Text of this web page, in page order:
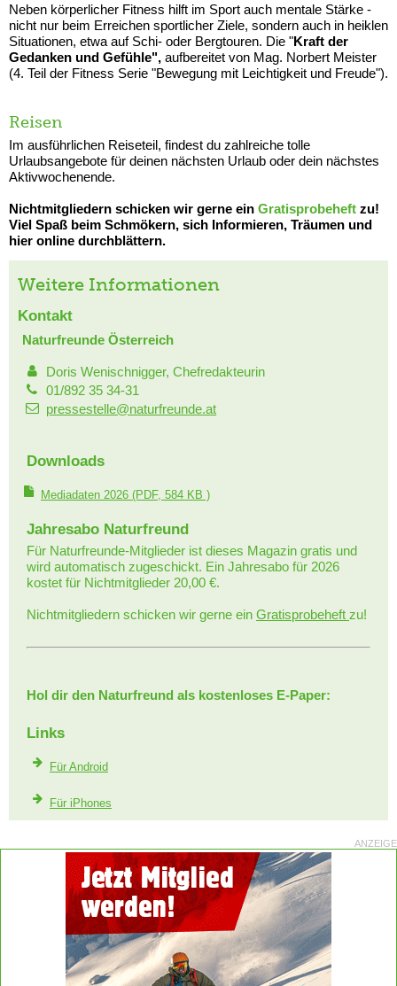
Neben körperlicher Fitness hilft im Sport auch mentale Stärke -
nicht nur beim Erreichen sportlicher Ziele, sondern auch in heiklen
Situationen, etwa auf Schi- oder Bergtouren. Die "Kraft der
Gedanken und Gefühle", aufbereitet von Mag. Norbert Meister
(4. Teil der Fitness Serie "Bewegung mit Leichtigkeit und Freude").
Reisen
Im ausführlichen Reiseteil, findest du zahlreiche tolle
Urlaubsangebote für deinen nächsten Urlaub oder dein nächstes
Aktivwochenende.
Nichtmitgliedern schicken wir gerne ein Gratisprobeheft zu!
Viel Spaß beim Schmökern, sich Informieren, Träumen und
hier online durchblättern.
Weitere Informationen
Kontakt
Naturfreunde Österreich
Doris Wenischnigger, Chefredakteurin
01/892 35 34-31
pressestelle@naturfreunde.at
Downloads
Mediadaten 2026 (PDF, 584 KB )
Jahresabo Naturfreund
Für Naturfreunde-Mitglieder ist dieses Magazin gratis und
wird automatisch zugeschickt. Ein Jahresabo für 2026
kostet für Nichtmitglieder 20,00 €.
Nichtmitgliedern schicken wir gerne ein Gratisprobeheft zu!
Hol dir den Naturfreund als kostenloses E-Paper:
Links
Für Android
Für iPhones
ANZEIGE